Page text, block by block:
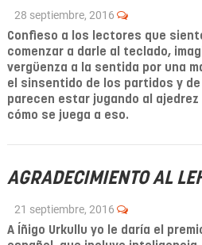
28 septiembre, 2016
Confieso a los lectores que
comenzar a darle al teclado,
vergüenza a la sentida por una
el sinsentido de los partidos y
parecen estar jugando al
cómo se juega a eso.
AGRADECIMIENTO AL
21 septiembre, 2016
A Íñigo Urkullu yo le daría el